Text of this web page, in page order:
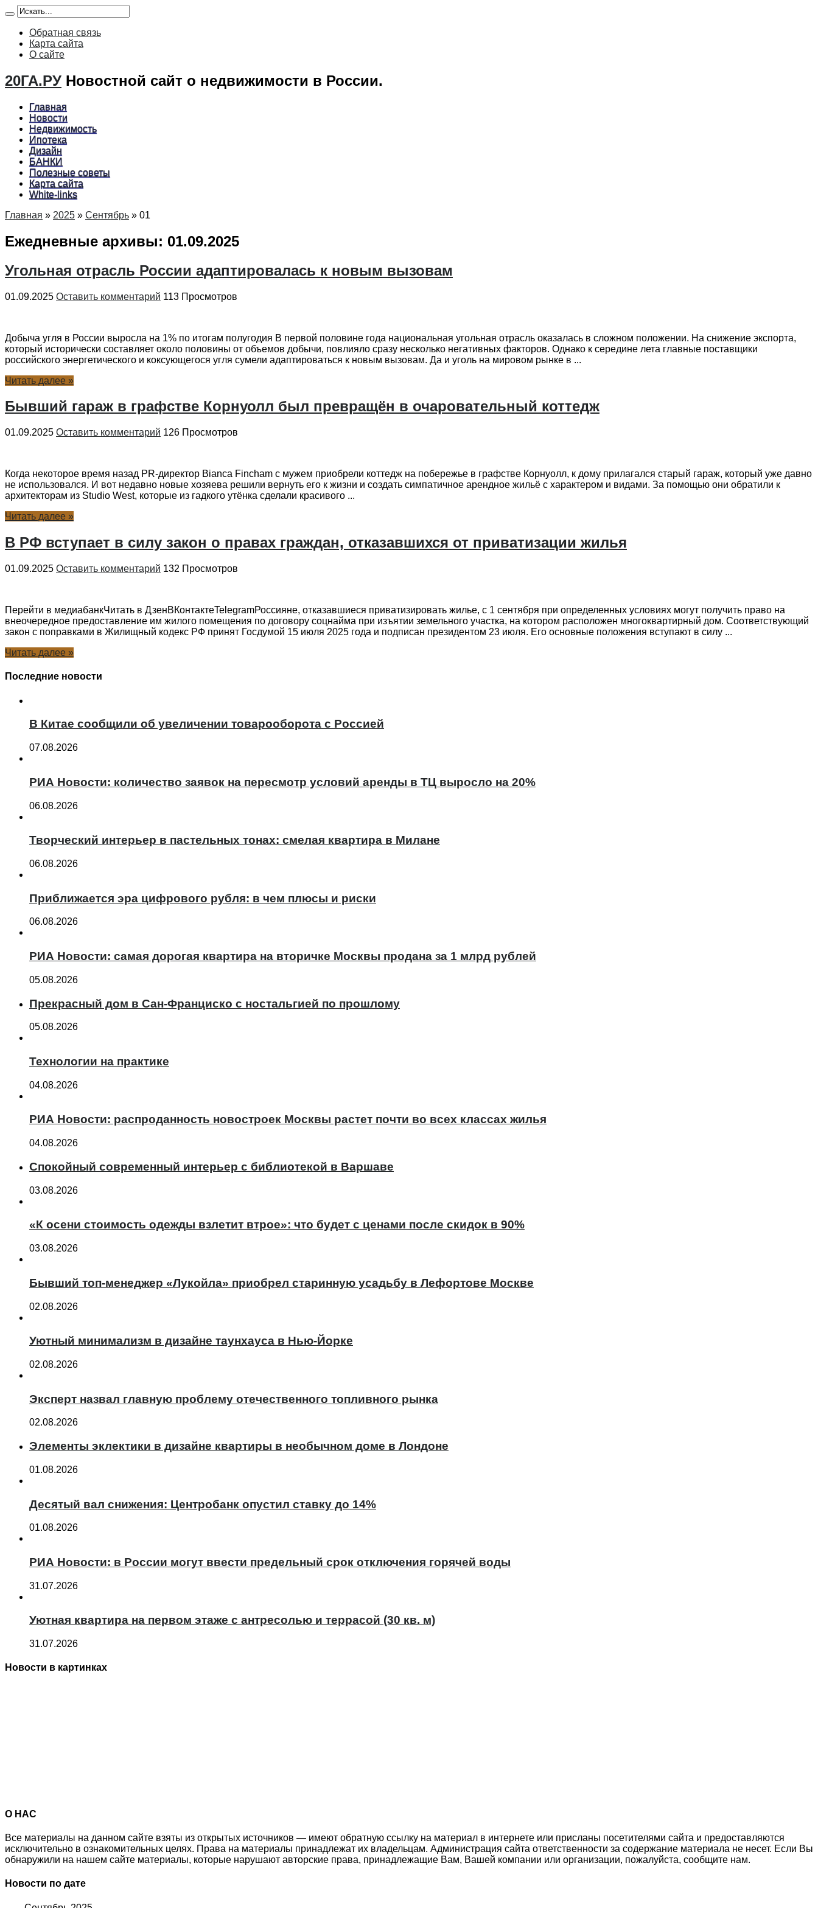
Обратная связь
Карта сайта
О сайте
20ГА.РУ Новостной сайт о недвижимости в России.
Главная
Новости
Недвижимость
Ипотека
Дизайн
БАНКИ
Полезные советы
Карта сайта
White-links
Главная » 2025 » Сентябрь » 01
Ежедневные архивы: 01.09.2025
Угольная отрасль России адаптировалась к новым вызовам
01.09.2025 Оставить комментарий 113 Просмотров
Добыча угля в России выросла на 1% по итогам полугодия В первой половине года национальная угольная отрасль оказалась в сложном положении. На снижение экспорта,
который исторически составляет около половины от объемов добычи, повлияло сразу несколько негативных факторов. Однако к середине лета главные поставщики
российского энергетического и коксующегося угля сумели адаптироваться к новым вызовам. Да и уголь на мировом рынке в ...
Читать далее »
Бывший гараж в графстве Корнуолл был превращён в очаровательный коттедж
01.09.2025 Оставить комментарий 126 Просмотров
Когда некоторое время назад PR-директор Bianca Fincham с мужем приобрели коттедж на побережье в графстве Корнуолл, к дому прилагался старый гараж, который уже давно
не использовался. И вот недавно новые хозяева решили вернуть его к жизни и создать симпатичное арендное жильё с характером и видами. За помощью они обратили к
архитекторам из Studio West, которые из гадкого утёнка сделали красивого ...
Читать далее »
В РФ вступает в силу закон о правах граждан, отказавшихся от приватизации жилья
01.09.2025 Оставить комментарий 132 Просмотров
Перейти в медиабанкЧитать в ДзенВКонтактеTelegramРоссияне, отказавшиеся приватизировать жилье, с 1 сентября при определенных условиях могут получить право на
внеочередное предоставление им жилого помещения по договору соцнайма при изъятии земельного участка, на котором расположен многоквартирный дом. Соответствующий
закон с поправками в Жилищный кодекс РФ принят Госдумой 15 июля 2025 года и подписан президентом 23 июля. Его основные положения вступают в силу ...
Читать далее »
Последние новости
В Китае сообщили об увеличении товарооборота с Россией
07.08.2026
РИА Новости: количество заявок на пересмотр условий аренды в ТЦ выросло на 20%
06.08.2026
Творческий интерьер в пастельных тонах: смелая квартира в Милане
06.08.2026
Приближается эра цифрового рубля: в чем плюсы и риски
06.08.2026
РИА Новости: самая дорогая квартира на вторичке Москвы продана за 1 млрд рублей
05.08.2026
Прекрасный дом в Сан-Франциско с ностальгией по прошлому
05.08.2026
Технологии на практике
04.08.2026
РИА Новости: распроданность новостроек Москвы растет почти во всех классах жилья
04.08.2026
Спокойный современный интерьер с библиотекой в Варшаве
03.08.2026
«К осени стоимость одежды взлетит втрое»: что будет с ценами после скидок в 90%
03.08.2026
Бывший топ-менеджер «Лукойла» приобрел старинную усадьбу в Лефортове Москве
02.08.2026
Уютный минимализм в дизайне таунхауса в Нью-Йорке
02.08.2026
Эксперт назвал главную проблему отечественного топливного рынка
02.08.2026
Элементы эклектики в дизайне квартиры в необычном доме в Лондоне
01.08.2026
Десятый вал снижения: Центробанк опустил ставку до 14%
01.08.2026
РИА Новости: в России могут ввести предельный срок отключения горячей воды
31.07.2026
Уютная квартира на первом этаже с антресолью и террасой (30 кв. м)
31.07.2026
Новости в картинках
О НАС
Все материалы на данном сайте взяты из открытых источников — имеют обратную ссылку на материал в интернете или присланы посетителями сайта и предоставляются
исключительно в ознакомительных целях. Права на материалы принадлежат их владельцам. Администрация сайта ответственности за содержание материала не несет. Если Вы
обнаружили на нашем сайте материалы, которые нарушают авторские права, принадлежащие Вам, Вашей компании или организации, пожалуйста, сообщите нам.
Новости по дате